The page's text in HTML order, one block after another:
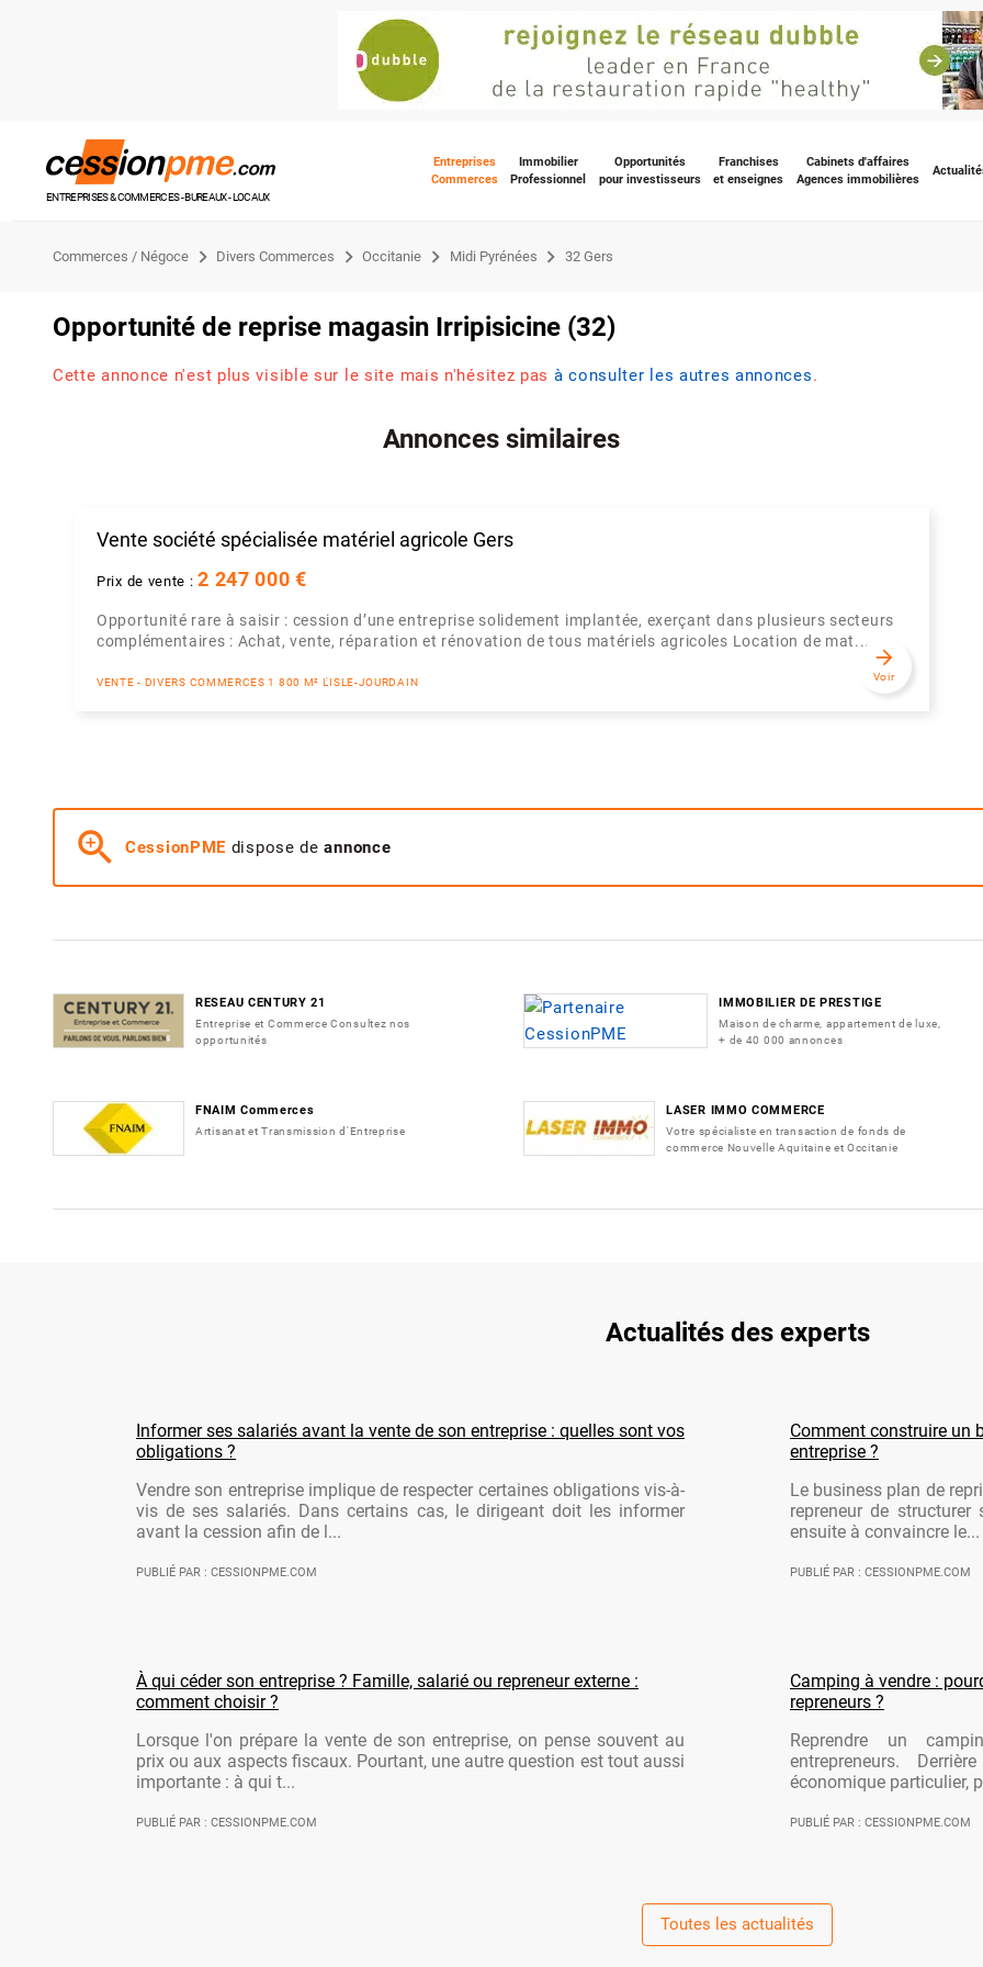
ENTREPRISES & COMMERCES - BUREAUX - LOCAUX
Entreprises
Commerces
Immobilier
Professionnel
Opportunités
pour investisseurs
Franchises
et enseignes
Cabinets d'affaires
Agences immobilières
Commerces / Négoce Divers Commerces Occitanie Midi Pyrénées 32 Gers
Opportunité de reprise magasin Irripisicine (32)
Cette annonce n'est plus visible sur le site mais n'hésitez pas à consulter les autres annonces.
Annonces similaires
Vente société spécialisée matériel agricole Gers
Prix de vente :2 247 000 €
Opportunité rare à saisir : cession d’une entreprise solidement implantée, exerçant dans plusieurs secteurs
complémentaires : Achat, vente, réparation et rénovation de tous matériels agricoles Location de mat...
VENTE - DIVERS COMMERCES 1 800 M² L'ISLE-JOURDAIN
arrow_forward
Voir
zoom_in CessionPME dispose deannonce
RESEAU CENTURY 21
Entreprise et Commerce Consultez nos
opportunités
IMMOBILIER DE PRESTIGE
Maison de charme, appartement de luxe,
+ de 40 000 annonces
FNAIM Commerces
Artisanat et Transmission d'Entreprise
LASER IMMO COMMERCE
Votre spécialiste en transaction de fonds de
commerce Nouvelle Aquitaine et Occitanie
Actualités des experts
Informer ses salariés avant la vente de son entreprise : quelles sont vos
obligations ?
Vendre son entreprise implique de respecter certaines obligations vis-à-
vis de ses salariés. Dans certains cas, le dirigeant doit les informer
avant la cession afin de l...
PUBLIÉ PAR : CESSIONPME.COM
Comment construire un
entreprise ?
Le business plan de
repreneur de
ensuite à convaincre le...
PUBLIÉ PAR : CESSIONPME.COM
À qui céder son entreprise ? Famille, salarié ou repreneur externe :
comment choisir ?
Lorsque l'on prépare la vente de son entreprise, on pense souvent au
prix ou aux aspects fiscaux. Pourtant, une autre question est tout aussi
importante : à qui t...
PUBLIÉ PAR : CESSIONPME.COM
Camping à vendre :
repreneurs ?
Reprendre un
entrepreneurs.
économique particulier,
PUBLIÉ PAR : CESSIONPME.COM
Toutes les actualités